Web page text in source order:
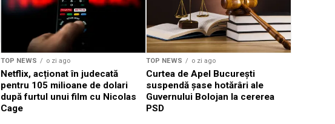
TOP NEWS o zi ago
Netflix, acționat în judecată
pentru 105 milioane de dolari
după furtul unui film cu Nicolas
Cage
TOP NEWS o zi ago
Curtea de Apel București
suspendă șase hotărâri ale
Guvernului Bolojan la cererea
PSD